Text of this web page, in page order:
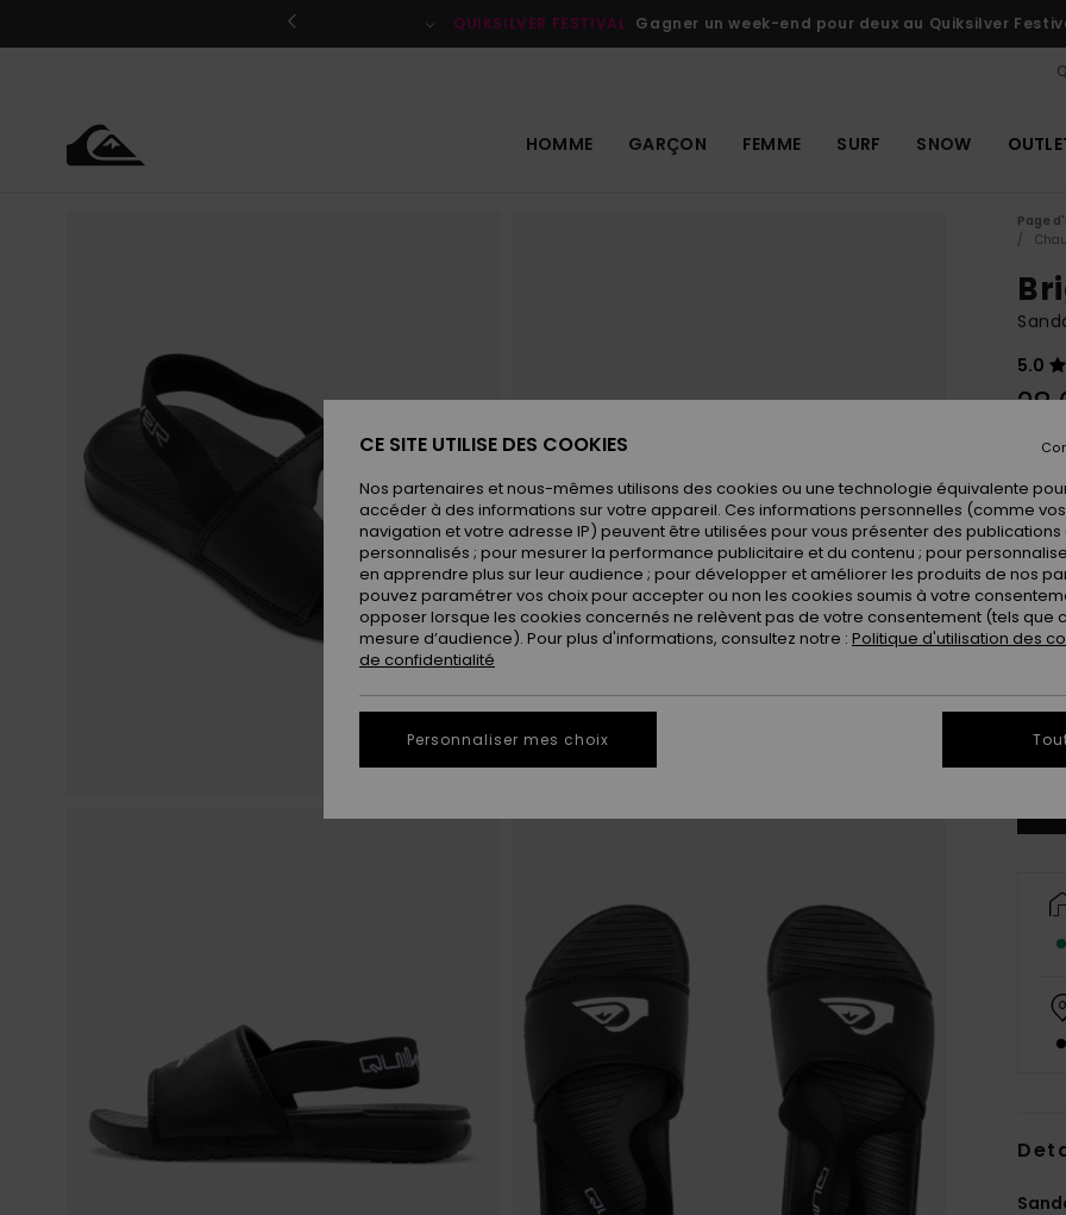
le
QUIKSILVER FESTIVAL Gagner un week-end pour deux au Quiksilver
HOMME GARÇON FEMME SURF SNOW
Page
5.0
CE SITE UTILISE DES COOKIES
Nos partenaires et nous-mêmes utilisons des cookies ou une technologie équivalente
accéder à des informations sur votre appareil. Ces informations personnelles (comme
navigation et votre adresse IP) peuvent être utilisées pour vous présenter des publications
personnalisés ; pour mesurer la performance publicitaire et du contenu ; pour
en apprendre plus sur leur audience ; pour développer et améliorer les produits de nos
pouvez paramétrer vos choix pour accepter ou non les cookies soumis à votre
opposer lorsque les cookies concernés ne relèvent pas de votre consentement (tels que
mesure d’audience). Pour plus d'informations, consultez notre : Politique d'utilisation des
de confidentialité
Personnaliser mes choix